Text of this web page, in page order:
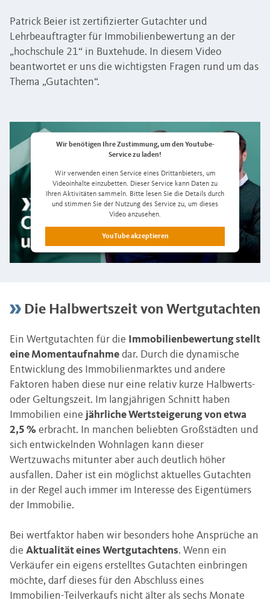
Patrick Beier ist zertifizierter Gutachter und
Lehrbeauftragter für Immobilienbewertung an der
„hochschule 21“ in Buxtehude. In diesem Video
beantwortet er uns die wichtigsten Fragen rund um das
Thema „Gutachten“.
Wir benötigen Ihre Zustimmung, um den Youtube-
Service zu laden!
Wir verwenden einen Service eines Drittanbieters, um
Videoinhalte einzubetten. Dieser Service kann Daten zu
Ihren Aktivitäten sammeln. Bitte lesen Sie die Details durch
und stimmen Sie der Nutzung des Service zu, um dieses
Video anzusehen.
YouTube akzeptieren
Datenschutzerklärung lesen
Die Halbwertszeit von Wertgutachten
Ein Wertgutachten für die
Immobilienbewertung stellt
eine Momentaufnahme dar. Durch die dynamische
Entwicklung des Immobilienmarktes und andere
Faktoren haben diese nur eine relativ kurze Halbwerts-
oder Geltungszeit. Im langjährigen Schnitt haben
Immobilien eine jährliche Wertsteigerung von etwa
2,5 % erbracht. In manchen beliebten Großstädten und
sich entwickelnden Wohnlagen kann dieser
Wertzuwachs mitunter aber auch deutlich höher
ausfallen. Daher ist ein möglichst aktuelles Gutachten
in der Regel auch immer im Interesse des Eigentümers
der Immobilie.
Bei wertfaktor haben wir besonders hohe Ansprüche an
die Aktualität eines Wertgutachtens. Wenn ein
Verkäufer ein eigens erstelltes Gutachten einbringen
möchte, darf dieses für den Abschluss eines
Immobilien-Teilverkaufs nicht älter als sechs Monate